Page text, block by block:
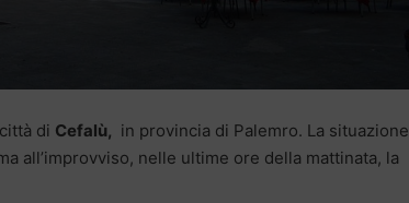
di Cefalù, in provincia di Palemro. La situazione
all’improvviso, nelle ultime ore della mattinata, la